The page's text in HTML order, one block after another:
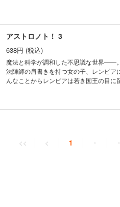
アストロノト！ 3
638円 (税込)
魔法と科学が調和した不思議な世界――
法陣師の肩書きを持つ女の子、レンビア
んなことからレンビアは若き国王の目
<< < 1 ・ ・